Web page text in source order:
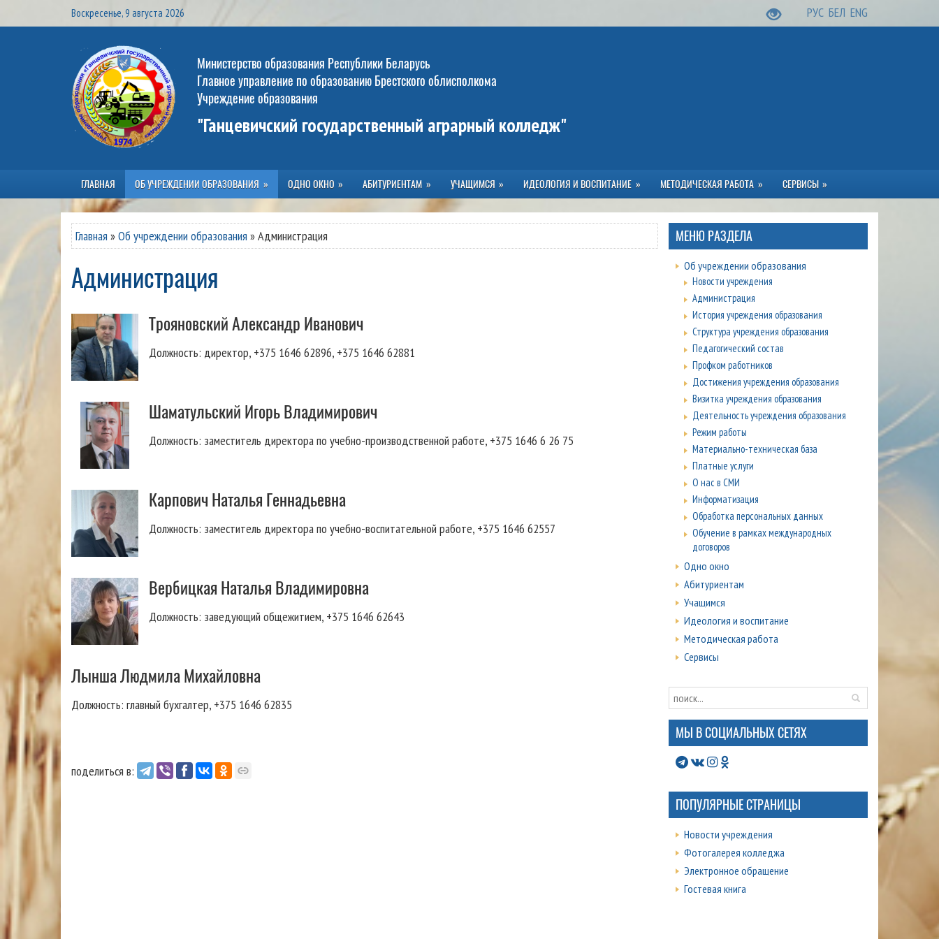
Воскресенье, 9 августа 2026 РУС БЕЛ ENG
Министерство образования Республики Беларусь
Главное управление по образованию Брестского облисполкома
Учреждение образования
"Ганцевичский государственный аграрный колледж"
ГЛАВНАЯ ОБ УЧРЕЖДЕНИИ ОБРАЗОВАНИЯ ОДНО ОКНО АБИТУРИЕНТАМ УЧАЩИМСЯ ИДЕОЛОГИЯ И ВОСПИТАНИЕ МЕТОДИЧЕСКАЯ РАБОТА СЕРВИСЫ
Главная »Об учреждении образования »Администрация
Администрация
Трояновский Александр Иванович
Должность: директор, +375 1646 62896, +375 1646 62881
Шаматульский Игорь Владимирович
Должность: заместитель директора по учебно-производственной работе, +375 1646 6 26 75
Карпович Наталья Геннадьевна
Должность: заместитель директора по учебно-воспитательной работе, +375 1646 62557
Вербицкая Наталья Владимировна
Должность: заведующий общежитием, +375 1646 62643
Лынша Людмила Михайловна
Должность: главный бухгалтер, +375 1646 62835
поделиться в:
МЕНЮ РАЗДЕЛА
Об учреждении образования
Новости учреждения
Администрация
История учреждения образования
Структура учреждения образования
Педагогический состав
Профком работников
Достижения учреждения образования
Визитка учреждения образования
Деятельность учреждения образования
Режим работы
Материально-техническая база
Платные услуги
О нас в СМИ
Информатизация
Обработка персональных данных
Обучение в рамках международных
договоров
Одно окно
Абитуриентам
Учащимся
Идеология и воспитание
Методическая работа
Сервисы
МЫ В СОЦИАЛЬНЫХ СЕТЯХ
ПОПУЛЯРНЫЕ СТРАНИЦЫ
Новости учреждения
Фотогалерея колледжа
Электронное обращение
Гостевая книга